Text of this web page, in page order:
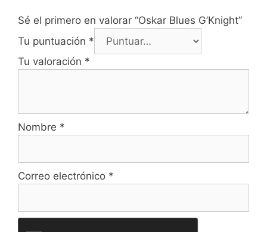
Sé el primero en valorar “Oskar Blues G’Knight”
Tu puntuación *
Tu valoración *
Nombre *
Correo electrónico *